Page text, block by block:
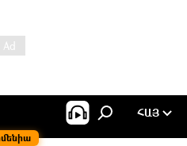
ՀԱՅ